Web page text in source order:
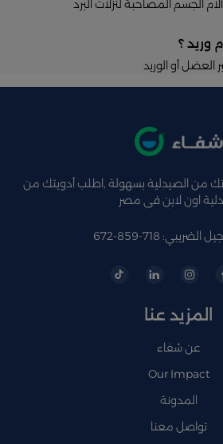
الجسم المصاحبة لنزلات البرد
وريد ؟
أو الوريد
من الصيدلية بسهولة ,اطلب أدويتك من
اون لاين فى مصر
718-859-672
المزيد عنا
عن شفاء
Our Impact
المدونة
تواصل معنا